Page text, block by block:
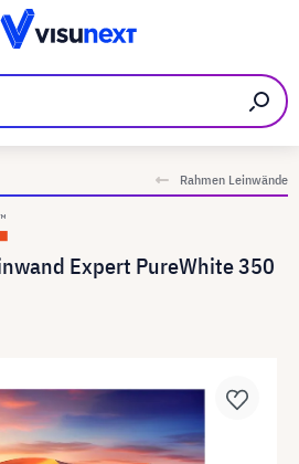
Rahmen Leinwände
Expert PureWhite 350